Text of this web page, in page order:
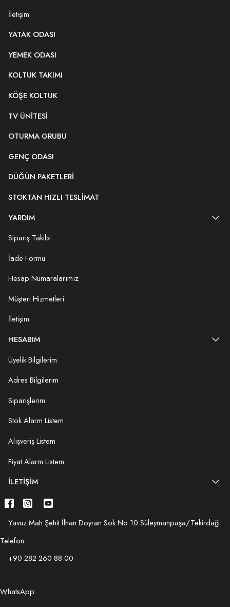
İletişim
YATAK ODASI
YEMEK ODASI
KOLTUK TAKIMI
KÖŞE KOLTUK
TV ÜNITESI
OTURMA GRUBU
GENÇ ODASI
DÜĞÜN PAKETLERI
STOKTAN HIZLI TESLIMAT
YARDIM
Sipariş Takibi
İade Formu
Hesap Numaralarımız
Müşteri Hizmetleri
İletişim
HESABIM
Üyelik Bilgilerim
Adres Bilgilerim
Siparişlerim
Stok Alarm Listem
Alışveriş Listem
Fiyat Alarm Listem
İLETIŞIM
Yavuz Mah.Şehit İlhan Doyran Sok.No:10 Süleymanpaşa/Tekirdağ
Telefon:
+90 282 260 88 00
WhatsApp: